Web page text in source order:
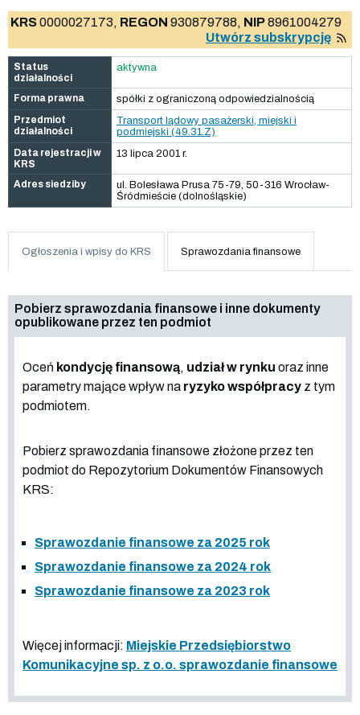
KRS0000027173, REGON 930879788, NIP8961004279
Utwórz subskrypcję
Status
działalności
aktywna
Forma prawna
spółki z ograniczoną odpowiedzialnością
Przedmiot
działalności
Transport lądowy pasażerski, miejski i
podmiejski (49.31.Z)
Data rejestracji w
KRS
13 lipca 2001 r.
Adres siedziby
ul. Bolesława Prusa 75-79, 50-316 Wrocław-
Śródmieście (dolnośląskie)
Ogłoszenia i wpisy do KRS Sprawozdania finansowe
Pobierz sprawozdania finansowe i inne dokumenty
opublikowane przez ten podmiot
Oceń kondycję finansową, udział w rynku oraz inne
parametry mające wpływ na ryzyko współpracy z tym
podmiotem.
Pobierz sprawozdania finansowe złożone przez ten
podmiot do Repozytorium Dokumentów Finansowych
KRS:
Sprawozdanie finansowe za 2025 rok
Sprawozdanie finansowe za 2024 rok
Sprawozdanie finansowe za 2023 rok
Więcej informacji: Miejskie Przedsiębiorstwo
Komunikacyjne sp. z o.o. sprawozdanie finansowe